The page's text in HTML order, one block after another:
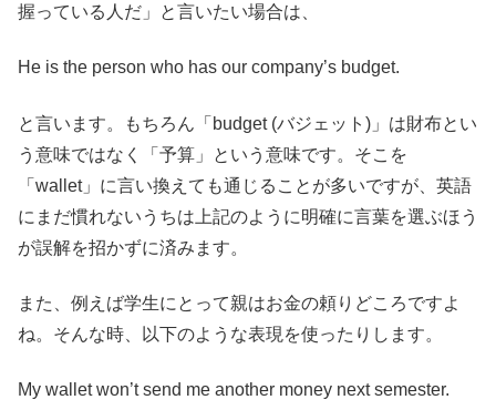
握っている人だ」と言いたい場合は、
He is the person who has our company’s budget.
と言います。もちろん「budget (バジェット)」は財布とい
う意味ではなく「予算」という意味です。そこを
「wallet」に言い換えても通じることが多いですが、英語
にまだ慣れないうちは上記のように明確に言葉を選ぶほう
が誤解を招かずに済みます。
また、例えば学生にとって親はお金の頼りどころですよ
ね。そんな時、以下のような表現を使ったりします。
My wallet won’t send me another money next semester.